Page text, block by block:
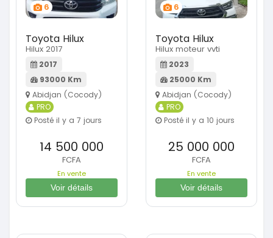
6
Toyota Hilux
Hilux 2017
2017
93000 Km
Abidjan (Cocody)
PRO
Posté il y a 7 jours
14 500 000
FCFA
En vente
Voir détails
6
Toyota Hilux
Hilux moteur vvti
2023
25000 Km
Abidjan (Cocody)
PRO
Posté il y a 10 jours
25 000 000
FCFA
En vente
Voir détails